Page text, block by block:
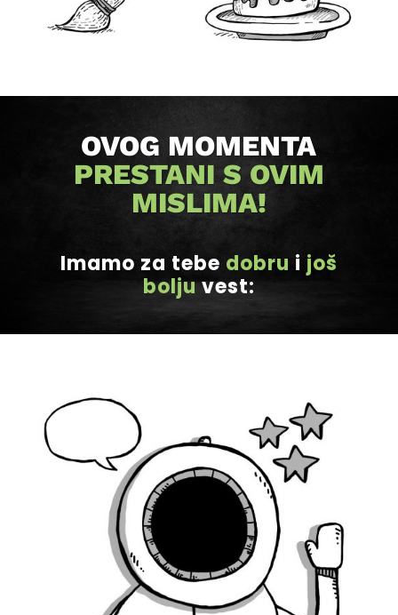
OVOG MOMENTA
PRESTANI S OVIM
MISLIMA!
Imamo za tebe dobru i još
boljuvest: